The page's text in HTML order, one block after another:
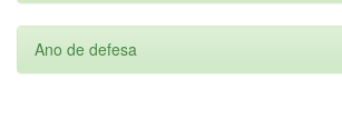
Ano de defesa